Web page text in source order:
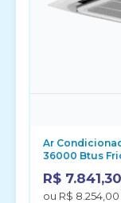
Ar
36000 Btus
R$ 7.841,30
ou R$ 8.254,00